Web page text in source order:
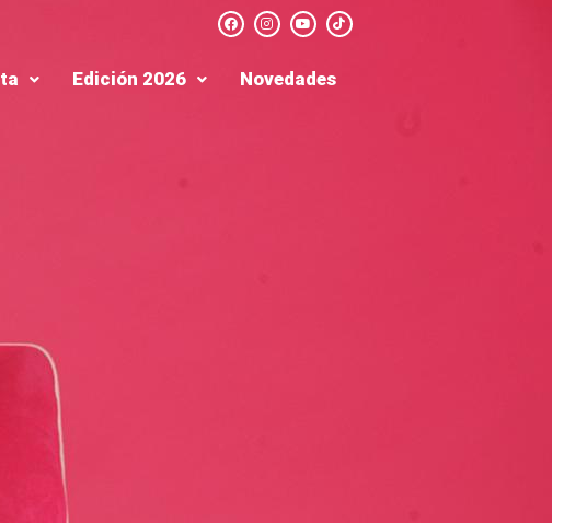
Edición 2026 Novedades